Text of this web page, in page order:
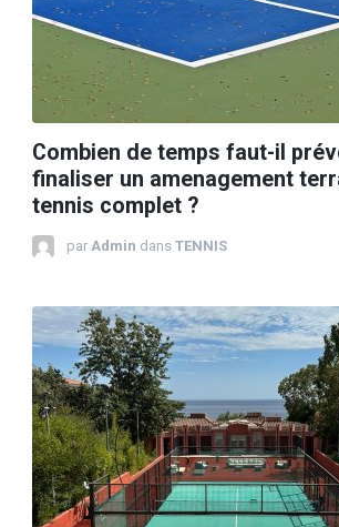
Combien de temps faut-il
finaliser un amenagement
tennis complet ?
par Admin dans TENNIS